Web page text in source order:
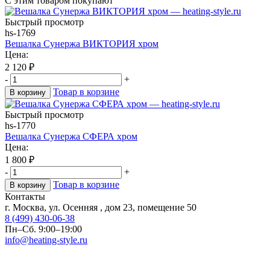
Быстрый просмотр
hs-1769
Вешалка Сунержа ВИКТОРИЯ хром
Цена:
2 120 ₽
-
+
В корзину Товар в корзине
Быстрый просмотр
hs-1770
Вешалка Сунержа СФЕРА хром
Цена:
1 800 ₽
-
+
В корзину
Товар в корзине
Контакты
г. Москва, ул. Осенняя , дом 23, помещение 50
8 (499) 430-06-38
Пн–Сб. 9:00–19:00
info@heating-style.ru